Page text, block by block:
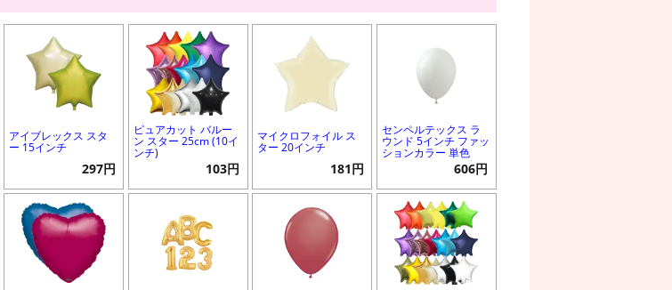
アイブレックス スタ
ー 15インチ
297円
ピュアカット バルー
ン スター 25cm (10イ
ンチ)
103円
マイクロフォイル ス
ター 20インチ
181円
センペルテックス ラ
ウンド 5インチ ファッ
ションカラー 単色
606円